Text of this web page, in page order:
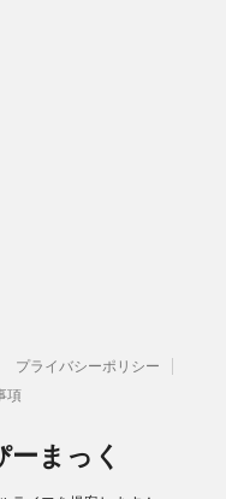
プライバシーポリシー
項
まっく